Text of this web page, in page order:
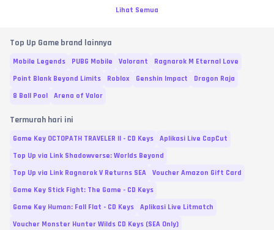
Lihat Semua
Top Up Game brand lainnya
Mobile Legends PUBG Mobile Valorant
Ragnarok M Eternal Love
Point Blank Beyond Limits
Roblox Genshin Impact
Dragon Raja
8 Ball Pool
Arena of Valor
Termurah hari ini
Game Key OCTOPATH TRAVELER II - CD Keys
Aplikasi Live CapCut
Top Up via Link Shadowverse: Worlds Beyond
Top Up via Link Ragnarok V Returns SEA
Voucher Amazon Gift Card
Game Key Stick Fight: The Game - CD Keys
Game Key Human: Fall Flat - CD Keys
Aplikasi Live Litmatch
Voucher Monster Hunter Wilds CD Keys (SEA Only)